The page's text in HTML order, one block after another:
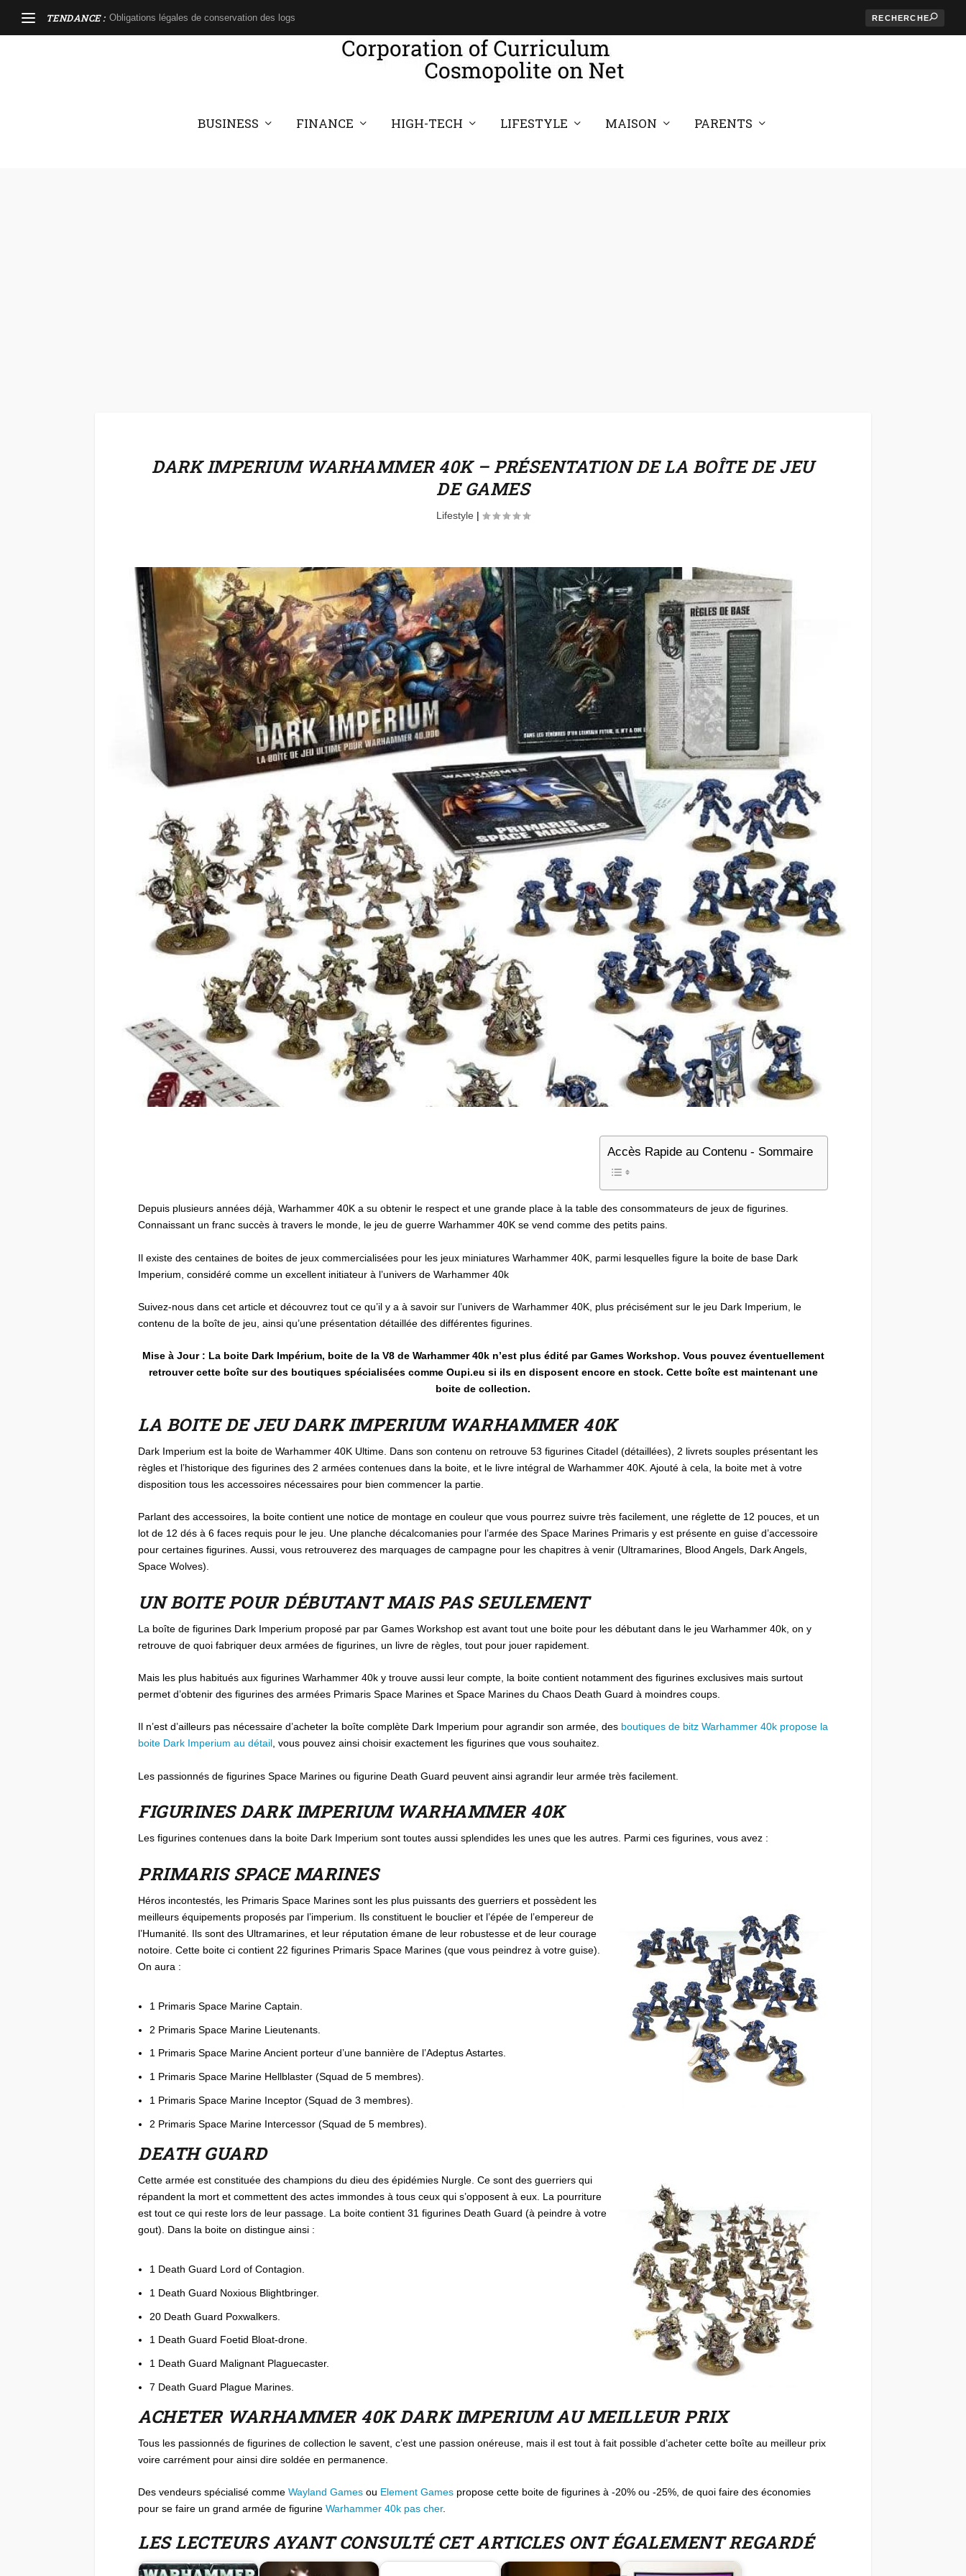
TENDANCE : Obligations légales de conservation des logs
BUSINESS FINANCE HIGH-TECH LIFESTYLE MAISON PARENTS
DARK IMPERIUM WARHAMMER 40K – PRÉSENTATION DE LA BOÎTE DE JEU
DE GAMES
Lifestyle |
Accès Rapide au Contenu - Sommaire
Depuis plusieurs années déjà, Warhammer 40K a su obtenir le respect et une grande place à la table des consommateurs de jeux de figurines.
Connaissant un franc succès à travers le monde, le jeu de guerre Warhammer 40K se vend comme des petits pains.
Il existe des centaines de boites de jeux commercialisées pour les jeux miniatures Warhammer 40K, parmi lesquelles figure la boite de base Dark
Imperium, considéré comme un excellent initiateur à l’univers de Warhammer 40k
Suivez-nous dans cet article et découvrez tout ce qu’il y a à savoir sur l’univers de Warhammer 40K, plus précisément sur le jeu Dark Imperium, le
contenu de la boîte de jeu, ainsi qu’une présentation détaillée des différentes figurines.
Mise à Jour : La boite Dark Impérium, boite de la V8 de Warhammer 40k n’est plus édité par Games Workshop. Vous pouvez éventuellement
retrouver cette boîte sur des boutiques spécialisées comme Oupi.eu si ils en disposent encore en stock. Cette boîte est maintenant une
boite de collection.
LA BOITE DE JEU DARK IMPERIUM WARHAMMER 40K
Dark Imperium est la boite de Warhammer 40K Ultime. Dans son contenu on retrouve 53 figurines Citadel (détaillées), 2 livrets souples présentant les
règles et l’historique des figurines des 2 armées contenues dans la boite, et le livre intégral de Warhammer 40K. Ajouté à cela, la boite met à votre
disposition tous les accessoires nécessaires pour bien commencer la partie.
Parlant des accessoires, la boite contient une notice de montage en couleur que vous pourrez suivre très facilement, une réglette de 12 pouces, et un
lot de 12 dés à 6 faces requis pour le jeu. Une planche décalcomanies pour l’armée des Space Marines Primaris y est présente en guise d’accessoire
pour certaines figurines. Aussi, vous retrouverez des marquages de campagne pour les chapitres à venir (Ultramarines, Blood Angels, Dark Angels,
Space Wolves).
UN BOITE POUR DÉBUTANT MAIS PAS SEULEMENT
La boîte de figurines Dark Imperium proposé par par Games Workshop est avant tout une boite pour les débutant dans le jeu Warhammer 40k, on y
retrouve de quoi fabriquer deux armées de figurines, un livre de règles, tout pour jouer rapidement.
Mais les plus habitués aux figurines Warhammer 40k y trouve aussi leur compte, la boite contient notamment des figurines exclusives mais surtout
permet d’obtenir des figurines des armées Primaris Space Marines et Space Marines du Chaos Death Guard à moindres coups.
Il n’est d’ailleurs pas nécessaire d’acheter la boîte complète Dark Imperium pour agrandir son armée, des boutiques de bitz Warhammer 40k propose la
boite Dark Imperium au détail, vous pouvez ainsi choisir exactement les figurines que vous souhaitez.
Les passionnés de figurines Space Marines ou figurine Death Guard peuvent ainsi agrandir leur armée très facilement.
FIGURINES DARK IMPERIUM WARHAMMER 40K
Les figurines contenues dans la boite Dark Imperium sont toutes aussi splendides les unes que les autres. Parmi ces figurines, vous avez :
PRIMARIS SPACE MARINES
Héros incontestés, les Primaris Space Marines sont les plus puissants des guerriers et possèdent les
meilleurs équipements proposés par l’imperium. Ils constituent le bouclier et l’épée de l’empereur de
l’Humanité. Ils sont des Ultramarines, et leur réputation émane de leur robustesse et de leur courage
notoire. Cette boite ci contient 22 figurines Primaris Space Marines (que vous peindrez à votre guise).
On aura :
1 Primaris Space Marine Captain.
2 Primaris Space Marine Lieutenants.
1 Primaris Space Marine Ancient porteur d’une bannière de l’Adeptus Astartes.
1 Primaris Space Marine Hellblaster (Squad de 5 membres).
1 Primaris Space Marine Inceptor (Squad de 3 membres).
2 Primaris Space Marine Intercessor (Squad de 5 membres).
DEATH GUARD
Cette armée est constituée des champions du dieu des épidémies Nurgle. Ce sont des guerriers qui
répandent la mort et commettent des actes immondes à tous ceux qui s’opposent à eux. La pourriture
est tout ce qui reste lors de leur passage. La boite contient 31 figurines Death Guard (à peindre à votre
gout). Dans la boite on distingue ainsi :
1 Death Guard Lord of Contagion.
1 Death Guard Noxious Blightbringer.
20 Death Guard Poxwalkers.
1 Death Guard Foetid Bloat-drone.
1 Death Guard Malignant Plaguecaster.
7 Death Guard Plague Marines.
ACHETER WARHAMMER 40K DARK IMPERIUM AU MEILLEUR PRIX
Tous les passionnés de figurines de collection le savent, c’est une passion onéreuse, mais il est tout à fait possible d’acheter cette boîte au meilleur prix
voire carrément pour ainsi dire soldée en permanence.
Des vendeurs spécialisé comme Wayland Games ou Element Games propose cette boite de figurines à -20% ou -25%, de quoi faire des économies
pour se faire un grand armée de figurine Warhammer 40k pas cher.
LES LECTEURS AYANT CONSULTÉ CET ARTICLES ONT ÉGALEMENT REGARDÉ